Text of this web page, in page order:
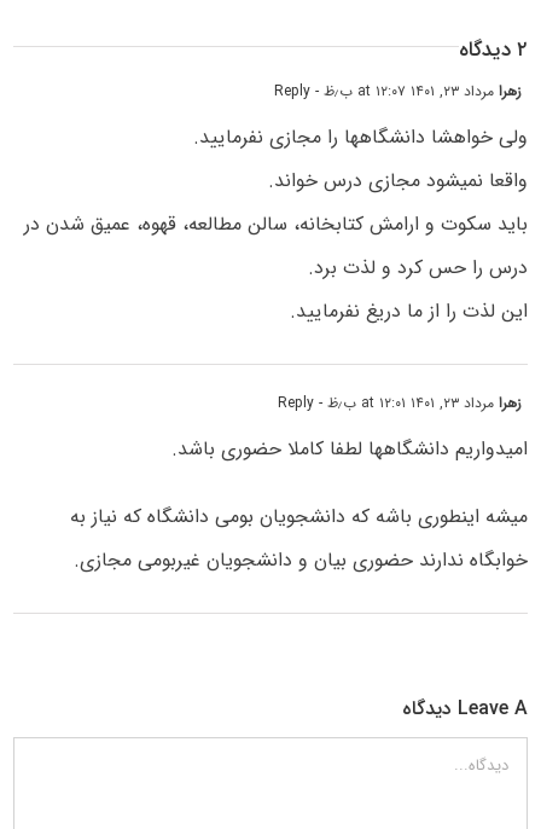
۲ دیدگاه
زهرامرداد ۲۳, ۱۴۰۱ at ۱۲:۰۷ ب٫ظ - Reply
ولی خواهشا دانشگاهها را مجازی نفرمایید.
واقعا نمیشود مجازی درس خواند.
باید سکوت و ارامش کتابخانه، سالن مطالعه، قهوه، عمیق شدن در
درس را حس کرد و لذت برد.
این لذت را از ما دریغ نفرمایید.
زهرامرداد ۲۳, ۱۴۰۱ at ۱۲:۰۱ ب٫ظ - Reply
امیدواریم دانشگاهها لطفا کاملا حضوری باشد.
میشه اینطوری باشه که دانشجویان بومی دانشگاه که نیاز به
خوابگاه ندارند حضوری بیان و دانشجویان غیربومی مجازی.
Leave A دیدگاه
دیدگاه